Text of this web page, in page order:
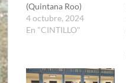
(Quintana Roo)
4 octubre, 2024
En "CINTILLO"